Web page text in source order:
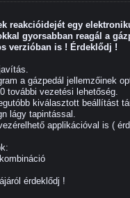
reakcióidejét egy
gyorsabban reagál a
verzióban is ! Érdeklődj !
a gázpedál jellemzőinek
további vezetési lehetőség.
kiválasztott beállítást
lágy tapintással.
applikációval is (
érdeklődj !